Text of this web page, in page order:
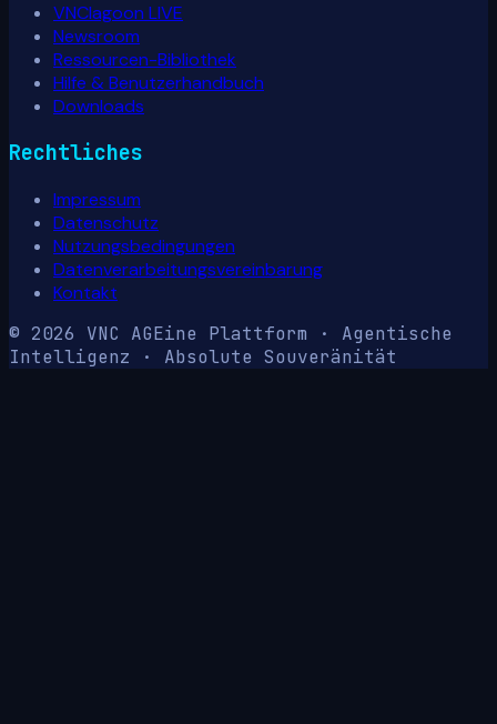
VNClagoon LIVE
Newsroom
Ressourcen-Bibliothek
Hilfe & Benutzerhandbuch
Downloads
Rechtliches
Impressum
Datenschutz
Nutzungsbedingungen
Datenverarbeitungsvereinbarung
Kontakt
© 2026 VNC AGEine Plattform · Agentische
Intelligenz · Absolute Souveränität